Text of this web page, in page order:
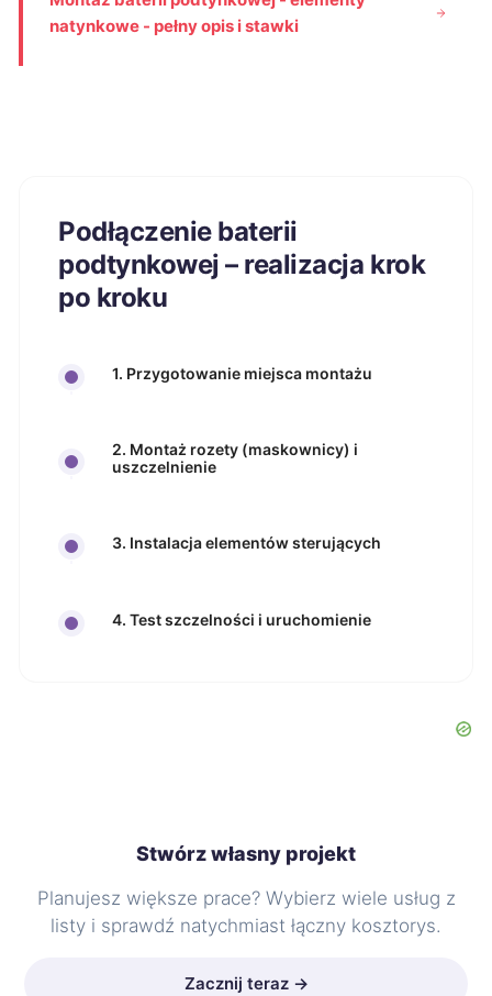
natynkowe - pełny opis i stawki
Podłączenie baterii
podtynkowej – realizacja krok
po kroku
1. Przygotowanie miejsca montażu
2. Montaż rozety (maskownicy) i
uszczelnienie
3. Instalacja elementów sterujących
4. Test szczelności i uruchomienie
Stwórz własny projekt
Planujesz większe prace? Wybierz wiele usług z
listy i sprawdź natychmiast łączny kosztorys.
Zacznij teraz →